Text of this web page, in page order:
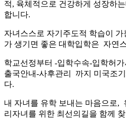
적, 육체적으로 건강하게 성장하
합니다.
자녀스스로 자기주도적 학습이 가
가 생기면 좋은 대학입학은 자연
학교선정부터 -입학수속-입학허
출국안내-사후관리 까지 미국조
다.
내 자녀를 유학 보내는 마음으로,
리자녀를 위한 최선의길을 함께